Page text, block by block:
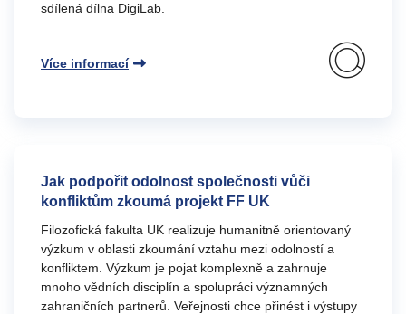
sdílená dílna DigiLab.
Více informací
Jak podpořit odolnost společnosti vůči
konfliktům zkoumá projekt FF UK
Filozofická fakulta UK realizuje humanitně orientovaný
výzkum v oblasti zkoumání vztahu mezi odolností a
konfliktem. Výzkum je pojat komplexně a zahrnuje
mnoho vědních disciplín a spolupráci významných
zahraničních partnerů. Veřejnosti chce přinést i výstupy